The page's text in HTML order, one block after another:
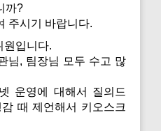
까?
주시기 바랍니다.
입니다.
님, 팀장님 모두 수고 많
운영에 대해서 질의드
때 제언해서 키오스크